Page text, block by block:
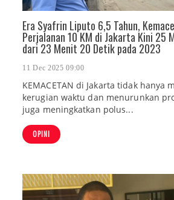
Era Syafrin Liputo 6,5 Tahun,
Perjalanan 10 KM di Jakarta Kini 25
dari 23 Menit 20 Detik pada 2023
11 Dec 2025 09:00
KEMACETAN di Jakarta tidak hanya
kerugian waktu dan menurunkan
juga meningkatkan polus...
OPINI